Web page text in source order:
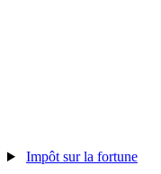
Impôt sur la fortune